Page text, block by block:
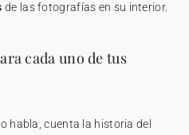
de las fotografías en su interior.
cada uno de tus
habla, cuenta la historia del